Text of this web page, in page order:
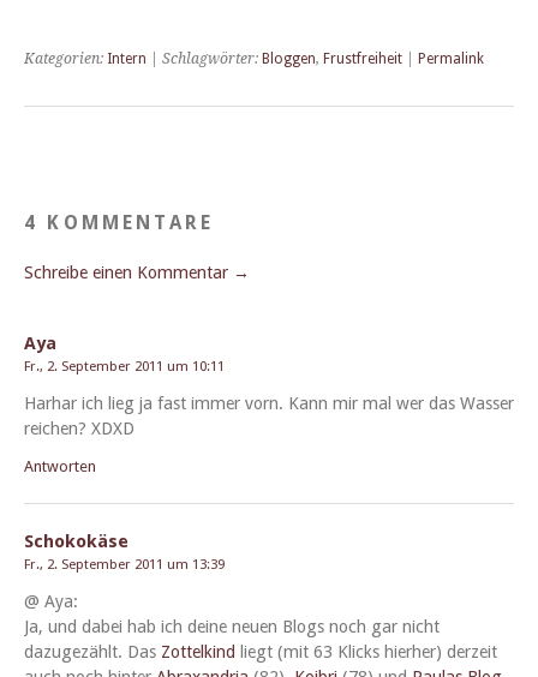
Kategorien: Intern | Schlagwörter: Bloggen, Frustfreiheit Permalink
4 KOMMENTARE
Schreibe einen Kommentar →
Aya
Fr., 2. September 2011 um 10:11
Harhar ich lieg ja fast immer vorn. Kann mir mal wer das Wass­er
reichen? XDXD
Antworten
Schokokäse
Fr., 2. September 2011 um 13:39
@ Aya:
Ja, und dabei hab ich deine neuen Blogs noch gar nicht
dazugezählt. Das Zot­telkind liegt (mit 63 Klicks hier­her) derzeit